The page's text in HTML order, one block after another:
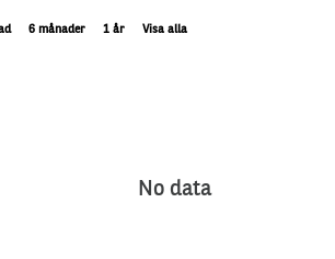
6 månader 1 år Visa alla
No data